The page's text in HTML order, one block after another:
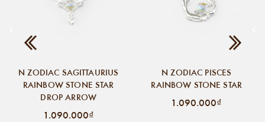
N ZODIAC SAGITTAURIUS
RAINBOW STONE STAR
DROP ARROW
1.090.000₫
N ZODIAC PISCES
RAINBOW STONE STAR
1.090.000₫